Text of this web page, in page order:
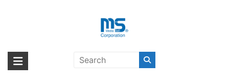
海外輸入ブランド商品｜株式会社
海外事業部が取り揃えている海外輸入商品には、日本では珍しい「海外ブ
ランド」をはじめ「ユニークな商品」「機能的な商品」「コストパフォー
タグ: iPhone 12 Pro